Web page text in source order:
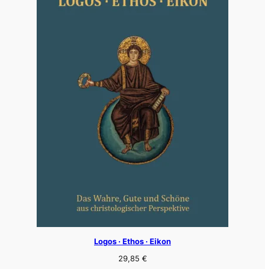
Logos · Ethos · Eikon
29,85 €